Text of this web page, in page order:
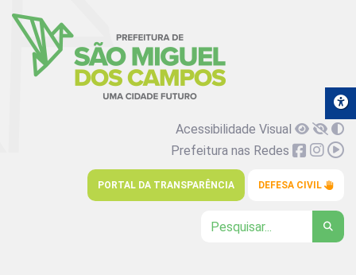
Acessibilidade Visual
Prefeitura nas Redes
PORTAL DA TRANSPARÊNCIA DEFESA CIVIL